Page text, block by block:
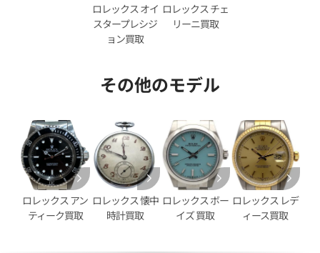
イトジャスト 126333NG シ
日時点の参考買取価格です
ロレックス デイトジャスト
ホワイトシェル文字盤
参考買取価格
2,950,000円
※2026年2月時点の参考買取
ロレックス オイ
スタープレシジ
ョン買取
ロレックス チェ
リーニ買取
その他のモデル
ロレックス アン
ティーク買取
ロレックス 懐中
時計買取
ロレックス ボー
イズ 買取
ロレックス レデ
ィース買取